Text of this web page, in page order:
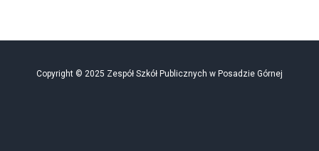
Copyright © 2025 Zespół Szkół Publicznych w Posadzie Górnej